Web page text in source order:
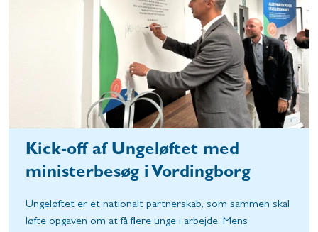
Kick-off af Ungeløftet med
ministerbesøg i Vordingborg
Ungeløftet er et nationalt partnerskab, som sammen skal
løfte opgaven om at få flere unge i arbejde. Mens